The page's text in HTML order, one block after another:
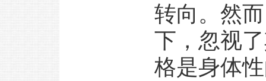
转向。然
下，忽视
格是身体